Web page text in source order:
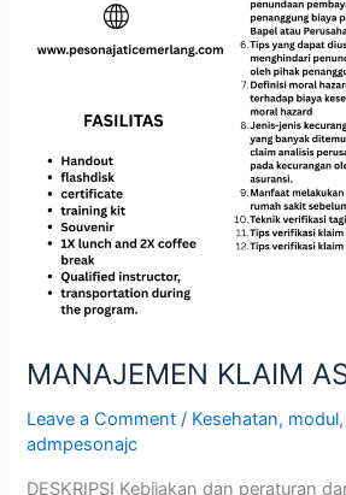
MANAJEMEN KLAIM
Leave a Comment / Kesehatan, modul,
admpesonajc
DESKRIPSI Kebijakan dan peraturan